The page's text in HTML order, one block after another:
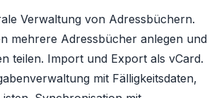
Verwaltung von Adressbüchern.
mehrere Adressbücher anlegen und
teilen. Import und Export als vCard.
mit Fälligkeitsdaten,